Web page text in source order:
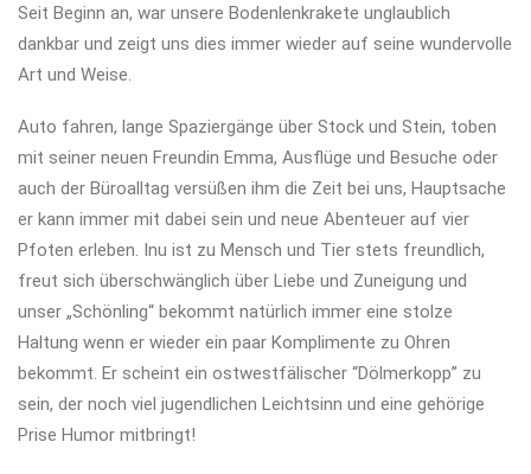
Seit Beginn an, war unsere Bodenlenkrakete unglaublich
dankbar und zeigt uns dies immer wieder auf seine wundervolle
Art und Weise.
Auto fahren, lange Spaziergänge über Stock und Stein, toben
mit seiner neuen Freundin Emma, Ausflüge und Besuche oder
auch der Büroalltag versüßen ihm die Zeit bei uns, Hauptsache
er kann immer mit dabei sein und neue Abenteuer auf vier
Pfoten erleben. Inu ist zu Mensch und Tier stets freundlich,
freut sich überschwänglich über Liebe und Zuneigung und
unser „Schönling“ bekommt natürlich immer eine stolze
Haltung wenn er wieder ein paar Komplimente zu Ohren
bekommt. Er scheint ein ostwestfälischer “Dölmerkopp” zu
sein, der noch viel jugendlichen Leichtsinn und eine gehörige
Prise Humor mitbringt!